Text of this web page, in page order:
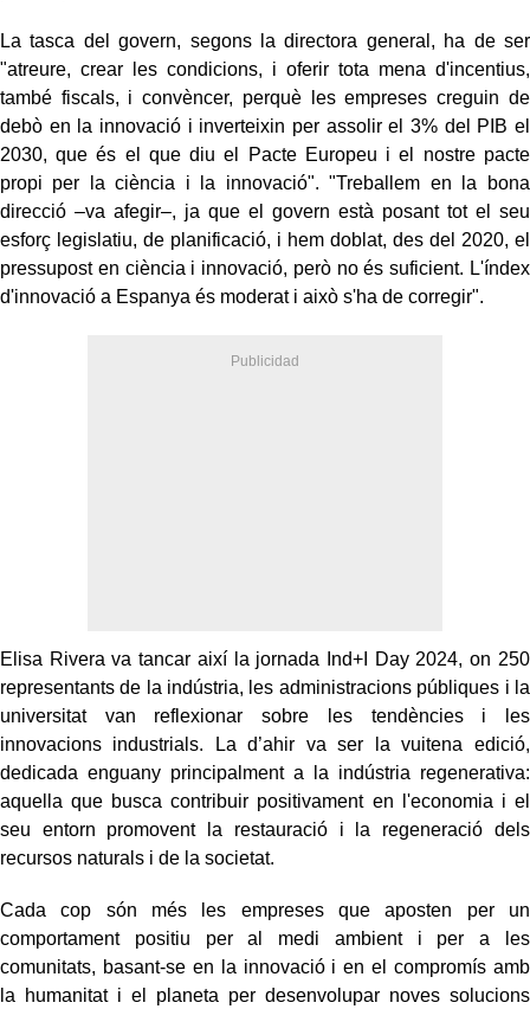
La tasca del govern, segons la directora general, ha de ser
"atreure, crear les condicions, i oferir tota mena d'incentius,
també fiscals, i convèncer, perquè les empreses creguin de
debò en la innovació i inverteixin per assolir el 3% del PIB el
2030, que és el que diu el Pacte Europeu i el nostre pacte
propi per la ciència i la innovació". "Treballem en la bona
direcció –va afegir–, ja que el govern està posant tot el seu
esforç legislatiu, de planificació, i hem doblat, des del 2020, el
pressupost en ciència i innovació, però no és suficient. L'índex
d'innovació a Espanya és moderat i això s'ha de corregir".
Elisa Rivera va tancar així la jornada Ind+I Day 2024, on 250
representants de la indústria, les administracions públiques i la
universitat van reflexionar sobre les tendències i les
innovacions industrials. La d’ahir va ser la vuitena edició,
dedicada enguany principalment a la indústria regenerativa:
aquella que busca contribuir positivament en l'economia i el
seu entorn promovent la restauració i la regeneració dels
recursos naturals i de la societat.
Cada cop són més les empreses que aposten per un
comportament positiu per al medi ambient i per a les
comunitats, basant-se en la innovació i en el compromís amb
la humanitat i el planeta per desenvolupar noves solucions